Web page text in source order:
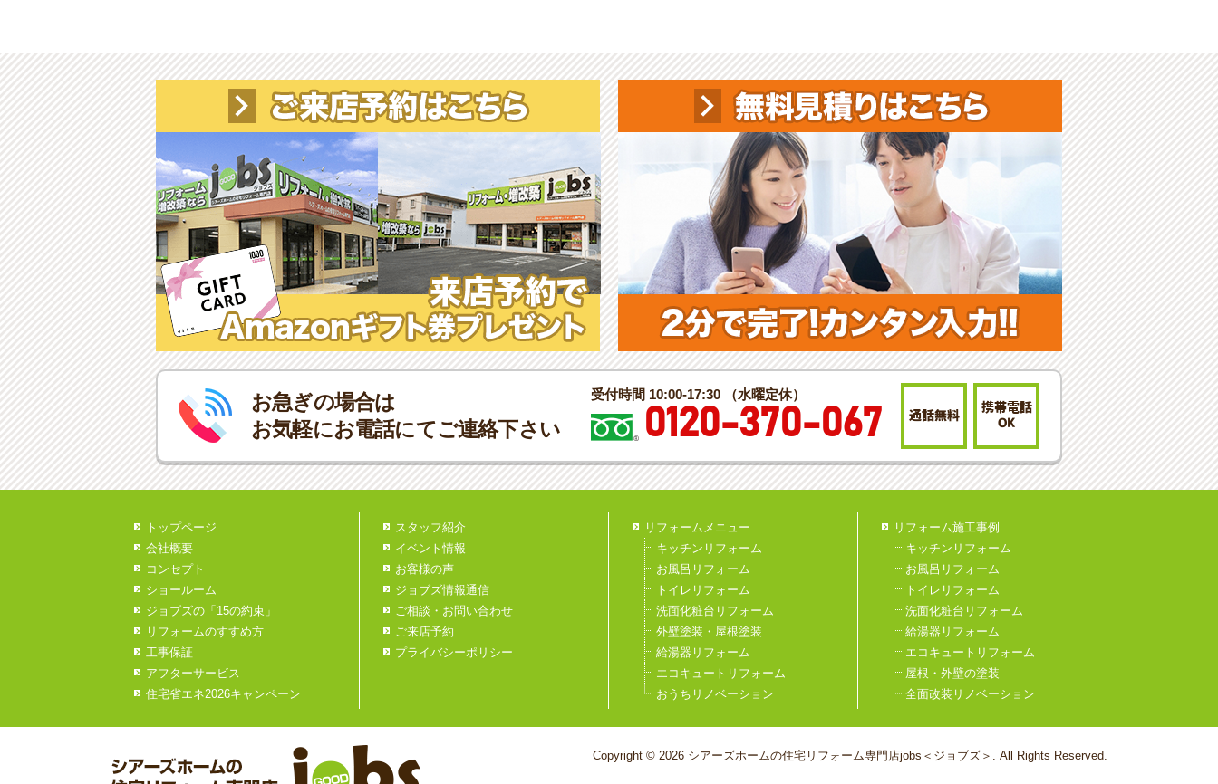
お急ぎの場合は
お気軽にお電話にてご連絡下さい
受付時間 10:00-17:30 （水曜定休）
0120-370-067 通話無料
携帯電話
OK
トップページ
会社概要
コンセプト
ショールーム
ジョブズの「15の約束」
リフォームのすすめ方
工事保証
アフターサービス
住宅省エネ2026キャンペーン
スタッフ紹介
イベント情報
お客様の声
ジョブズ情報通信
ご相談・お問い合わせ
ご来店予約
プライバシーポリシー
リフォームメニュー
キッチンリフォーム
お風呂リフォーム
トイレリフォーム
洗面化粧台リフォーム
外壁塗装・屋根塗装
給湯器リフォーム
エコキュートリフォーム
おうちリノベーション
リフォーム施工事例
キッチンリフォーム
お風呂リフォーム
トイレリフォーム
洗面化粧台リフォーム
給湯器リフォーム
エコキュートリフォーム
屋根・外壁の塗装
全面改装リノベーション
Copyright © 2026 シアーズホームの住宅リフォーム専門店jobs＜ジョブズ＞. All Rights Reserved.